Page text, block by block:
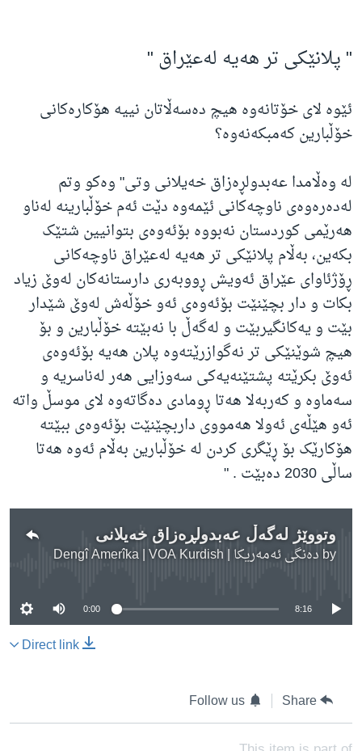
" پلانێکی تر هەیە لەعێراق "
ئێوە لای خۆتانەوە هیچ دەسەڵاتان نییە هۆکارەکانی
خۆڵبارین کەمبکەنەوە؟
لە وەڵامدا عەبدولڕەزاق خەیلانی وتی" وەکو وتم
لەدەرەوەی ناوچەکانی ئێمەوە دێت ئەم خۆڵبارینە لەناو
هەرێمی کوردستان نەبووە بۆئەوەی بتوانیین شتێک
بکەین، بەڵام پلانێکی تر هەیە لەعێراق ناوچەکانی
ڕۆژئاوای عێراق ئەویش ڕووبەری دارستانەکان لەوێ زیاد
بکات و دار بچێنێت بۆئەوەی ئەو خۆڵەش لەوێ شێدار
بێت و یەکانگیربێت و لەگەڵ با نەبێتە خۆڵبارین و بۆ
هیچ شوێنێکی تر نەگوازرێتەوە پلان هەیە بۆئەوەی
ئەوێ بکرێتە پشتێنەیەکی سەوزایی هەر لەناسریە و
سەماوە و کەربەلا هەتا ڕومادی دەگاتەوە لای موسڵ واتە
ئەو هێڵەی ئەولا هەمووی داربچێنێت بۆئەوەی ببێتە
هۆکارێک بۆ ڕێگری کردن لە خۆڵبارین بەڵام ئەوە هەتا
ساڵی 2030 دەبێت . "
وتووێژ لەگەڵ عەبدولڕەزاق خەیلانی
by دەنگی ئەمەریکا | Dengî Amerîka | VOA Kurdish
No media source currently available
0:00 8:16
Direct link
Share
Follow us